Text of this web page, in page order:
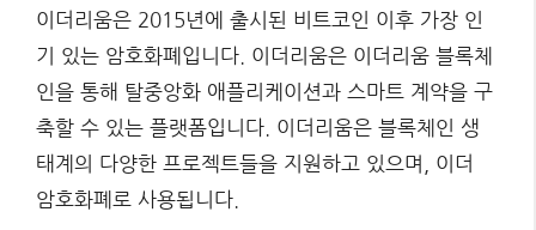
이더리움은 2015년에 출시된 비트코인 이후 가장 인
기 있는 암호화폐입니다. 이더리움은 이더리움 블록체
인을 통해 탈중앙화 애플리케이션과 스마트 계약을 구
축할 수 있는 플랫폼입니다. 이더리움은 블록체인 생
태계의 다양한 프로젝트들을 지원하고 있으며, 이더
암호화폐로 사용됩니다.